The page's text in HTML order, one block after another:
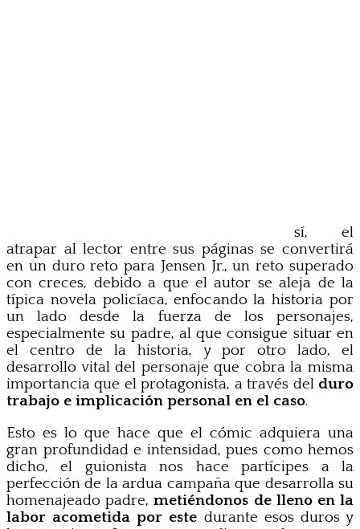
sí, el
atrapar al lector entre sus páginas se convertirá
en un duro reto para Jensen Jr., un reto superado
con creces, debido a que el autor se aleja de la
típica novela policíaca, enfocando la historia por
un lado desde la fuerza de los personajes,
especialmente su padre, al que consigue situar en
el centro de la historia, y por otro lado, el
desarrollo vital del personaje que cobra la misma
importancia que el protagonista, a través del duro
trabajo e implicación personal en el caso.
Esto es lo que hace que el cómic adquiera una
gran profundidad e intensidad, pues como hemos
dicho, el guionista nos hace partícipes a la
perfección de la ardua campaña que desarrolla su
homenajeado padre,metiéndonos de lleno en la
labor acometida por este durante esos duros y